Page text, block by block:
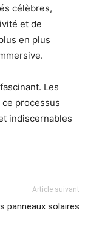
célèbres,
et de
en plus
Les
processus
indiscernables
Article suivant
panneaux solaires